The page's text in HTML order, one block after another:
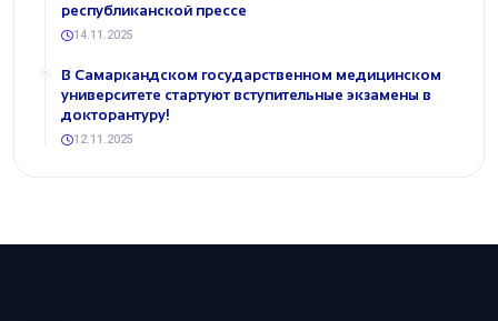
республиканской прессе
14.11.2025
​В Самаркандском государственном медицинском
университете стартуют вступительные экзамены в
докторантуру!
12.11.2025